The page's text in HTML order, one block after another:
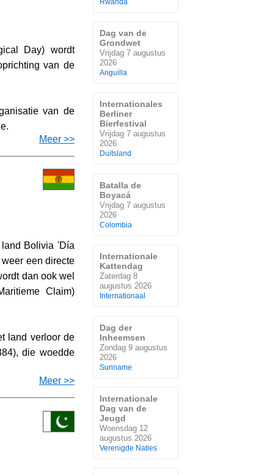
Day) wordt
van de
van de
Meer >>
Bolivia 'Día
een directe
dan ook wel
Claim)
land verloor de
die woedde
Meer >>
Rwanda
Dag van de
Grondwet
Vrijdag 7 augustus
2026
Anguilla
Internationales
Berliner
Bierfestival
Vrijdag 7 augustus
2026
Duitsland
Batalla de
Boyacá
Vrijdag 7 augustus
2026
Colombia
Internationale
Kattendag
Zaterdag 8
augustus 2026
Internationaal
Dag der
Inheemsen
Zondag 9 augustus
2026
Suriname
Internationale
Dag van de
Jeugd
Woensdag 12
augustus 2026
Verenigde Naties